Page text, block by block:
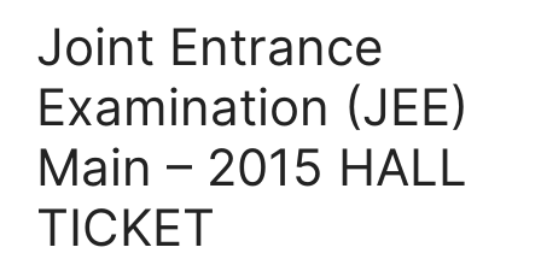
Joint Entrance
Examination (JEE)
Main – 2015 HALL
TICKET